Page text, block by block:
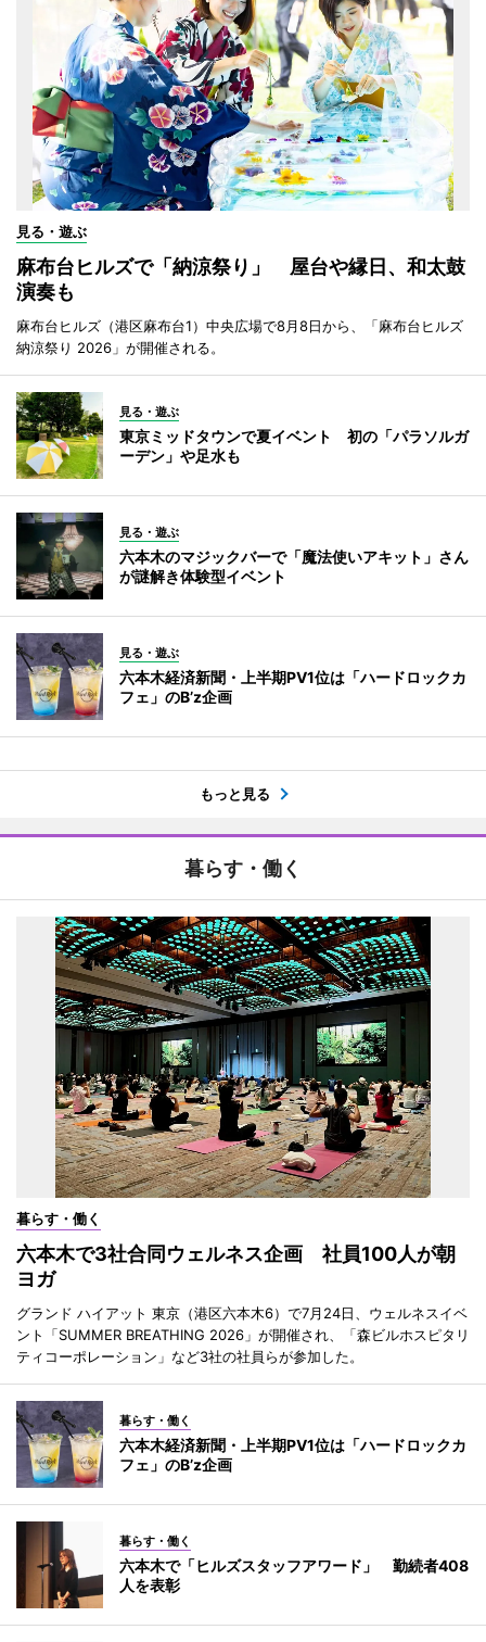
見る・遊ぶ
麻布台ヒルズで「納涼祭り」 屋台や縁日、和太鼓
演奏も
麻布台ヒルズ（港区麻布台1）中央広場で8月8日から、「麻布台ヒルズ
納涼祭り 2026」が開催される。
見る・遊ぶ
東京ミッドタウンで夏イベント 初の「パラソルガ
ーデン」や足水も
見る・遊ぶ
六本木のマジックバーで「魔法使いアキット」さん
が謎解き体験型イベント
見る・遊ぶ
六本木経済新聞・上半期PV1位は「ハードロックカ
フェ」のB’z企画
もっと見る
暮らす・働く
暮らす・働く
六本木で3社合同ウェルネス企画 社員100人が朝
ヨガ
グランド ハイアット 東京（港区六本木6）で7月24日、ウェルネスイベ
ント「SUMMER BREATHING 2026」が開催され、「森ビルホスピタリ
ティコーポレーション」など3社の社員らが参加した。
暮らす・働く
六本木経済新聞・上半期PV1位は「ハードロックカ
フェ」のB’z企画
暮らす・働く
六本木で「ヒルズスタッフアワード」 勤続者408
人を表彰